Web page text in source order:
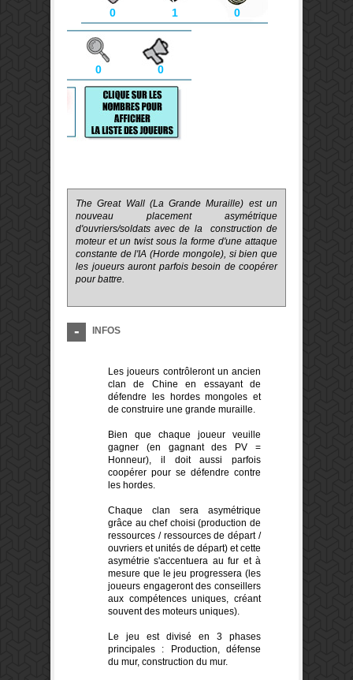
0 1 0
0 0
The Great Wall (La Grande Muraille) est un
nouveau placement asymétrique
d'ouvriers/soldats avec de la construction de
moteur et un twist sous la forme d'une attaque
constante de l'IA (Horde mongole), si bien que
les joueurs auront parfois besoin de coopérer
pour battre.
INFOS
Les joueurs contrôleront un ancien
clan de Chine en essayant de
défendre les hordes mongoles et
de construire une grande muraille.
Bien que chaque joueur veuille
gagner (en gagnant des PV =
Honneur), il doit aussi parfois
coopérer pour se défendre contre
les hordes.
Chaque clan sera asymétrique
grâce au chef choisi (production de
ressources / ressources de départ /
ouvriers et unités de départ) et cette
asymétrie s'accentuera au fur et à
mesure que le jeu progressera (les
joueurs engageront des conseillers
aux compétences uniques, créant
souvent des moteurs uniques).
Le jeu est divisé en 3 phases
principales : Production, défense
du mur, construction du mur.